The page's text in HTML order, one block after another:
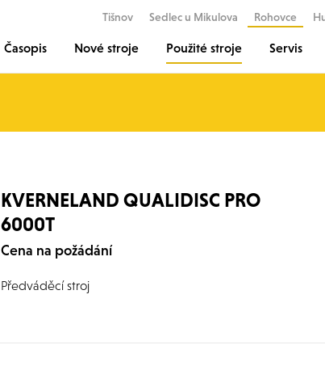
Tišnov Sedlec u Mikulova Rohovce
Časopis Nové stroje Použité stroje Servis
KVERNELAND QUALIDISC PRO
6000T
Cena na požádání
Předváděcí stroj